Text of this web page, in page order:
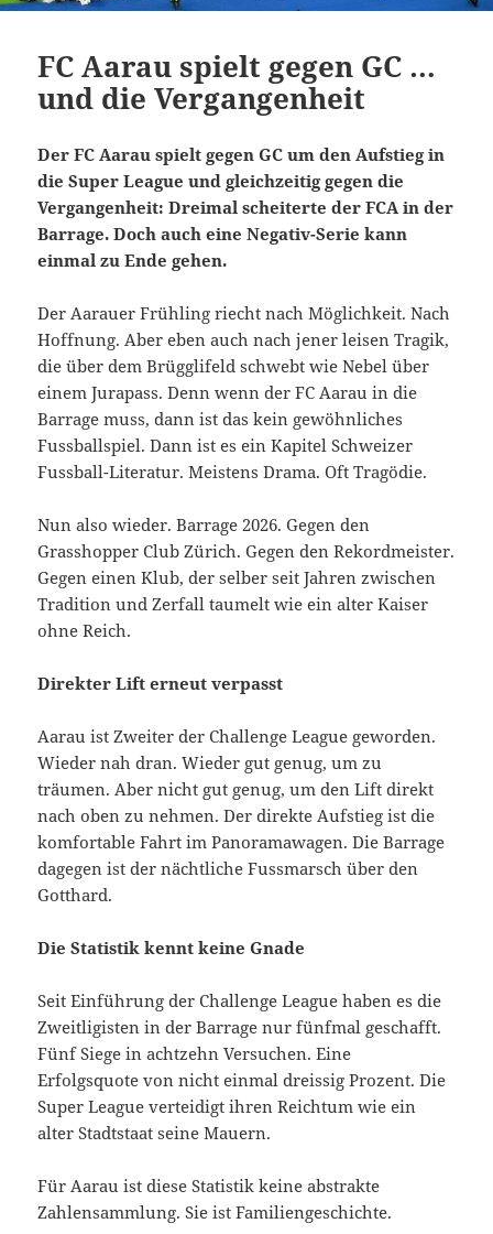
FC Aarau spielt gegen GC …
und die Vergangenheit
Der FC Aarau spielt gegen GC um den Aufstieg in
die Super League und gleichzeitig gegen die
Vergangenheit: Dreimal scheiterte der FCA in der
Barrage. Doch auch eine Negativ-Serie kann
einmal zu Ende gehen.
Der Aarauer Frühling riecht nach Möglichkeit. Nach
Hoffnung. Aber eben auch nach jener leisen Tragik,
die über dem Brügglifeld schwebt wie Nebel über
einem Jurapass. Denn wenn der FC Aarau in die
Barrage muss, dann ist das kein gewöhnliches
Fussballspiel. Dann ist es ein Kapitel Schweizer
Fussball-Literatur. Meistens Drama. Oft Tragödie.
Nun also wieder. Barrage 2026. Gegen den
Grasshopper Club Zürich. Gegen den Rekordmeister.
Gegen einen Klub, der selber seit Jahren zwischen
Tradition und Zerfall taumelt wie ein alter Kaiser
ohne Reich.
Direkter Lift erneut verpasst
Aarau ist Zweiter der Challenge League geworden.
Wieder nah dran. Wieder gut genug, um zu
träumen. Aber nicht gut genug, um den Lift direkt
nach oben zu nehmen. Der direkte Aufstieg ist die
komfortable Fahrt im Panoramawagen. Die Barrage
dagegen ist der nächtliche Fussmarsch über den
Gotthard.
Die Statistik kennt keine Gnade
Seit Einführung der Challenge League haben es die
Zweitligisten in der Barrage nur fünfmal geschafft.
Fünf Siege in achtzehn Versuchen. Eine
Erfolgsquote von nicht einmal dreissig Prozent. Die
Super League verteidigt ihren Reichtum wie ein
alter Stadtstaat seine Mauern.
Für Aarau ist diese Statistik keine abstrakte
Zahlensammlung. Sie ist Familiengeschichte.